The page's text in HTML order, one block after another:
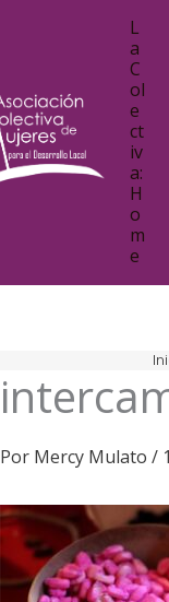
L
a
C
ol
e
ct
iv
a:
H
o
m
e
Por Mercy Mulato /